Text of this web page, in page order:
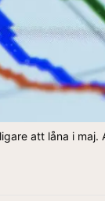
att låna i